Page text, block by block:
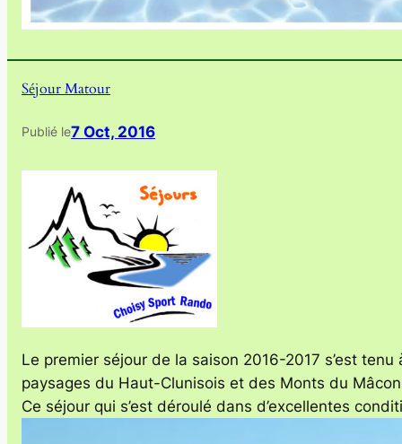
Séjour Matour
Publié le7 Oct, 2016
Le premier séjour de la saison 2016-2017 s’est
paysages du Haut-Clunisois et des Monts du
Ce séjour qui s’est déroulé dans d’excellentes